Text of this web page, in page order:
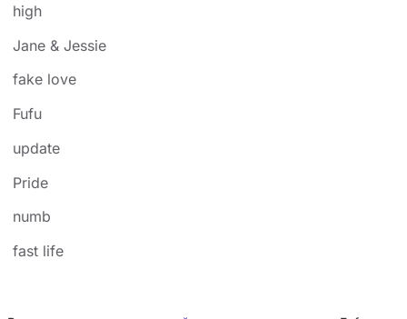
high
Jane & Jessie
fake love
Fufu
update
Pride
numb
fast life